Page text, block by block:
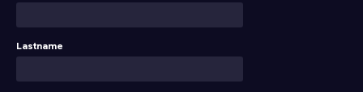
Lastname